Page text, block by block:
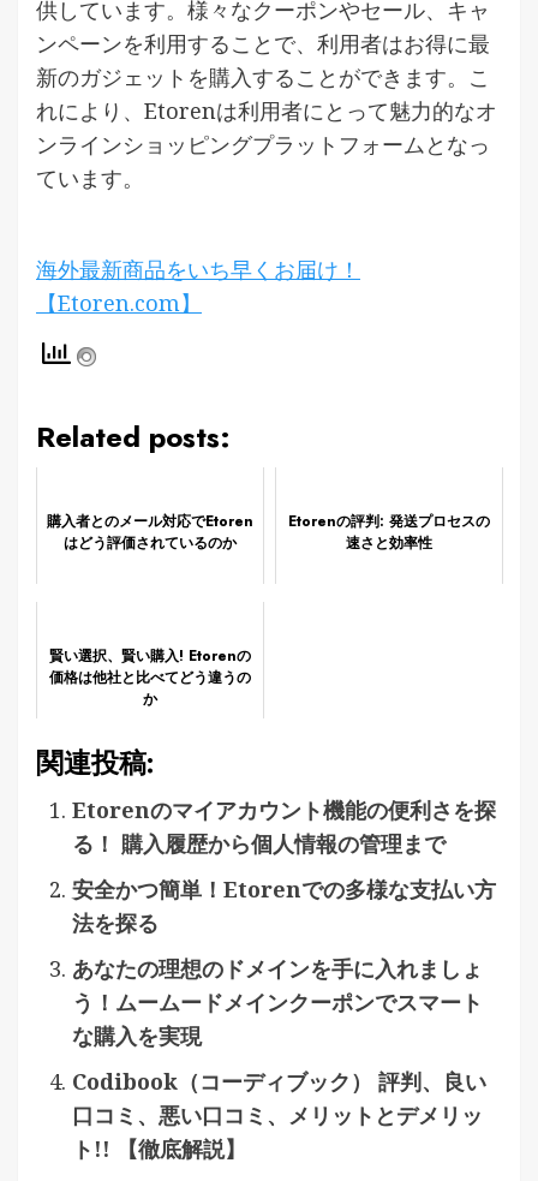
供しています。様々なクーポンやセール、キャ
ンペーンを利用することで、利用者はお得に最
新のガジェットを購入することができます。こ
れにより、Etorenは利用者にとって魅力的なオ
ンラインショッピングプラットフォームとなっ
ています。
海外最新商品をいち早くお届け！
【Etoren.com】
Related posts:
購入者とのメール対応でEtoren
はどう評価されているのか
Etorenの評判: 発送プロセスの
速さと効率性
賢い選択、賢い購入! Etorenの
価格は他社と比べてどう違うの
か
関連投稿:
Etorenのマイアカウント機能の便利さを探
る！ 購入履歴から個人情報の管理まで
安全かつ簡単！Etorenでの多様な支払い方
法を探る
あなたの理想のドメインを手に入れましょ
う！ムームードメインクーポンでスマート
な購入を実現
Codibook（コーディブック） 評判、良い
口コミ、悪い口コミ、メリットとデメリッ
ト!! 【徹底解説】